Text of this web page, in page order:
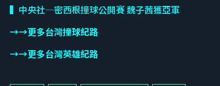
▍中央社—密西根撞球公開賽 魏子茜獲亞軍
→→更多台灣撞球紀路
→→更多台灣英雄紀路